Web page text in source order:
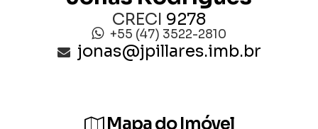
CRECI 9278
+55 (47) 3522-2810
jonas@jpillares.imb.br
Mapa do Imóvel